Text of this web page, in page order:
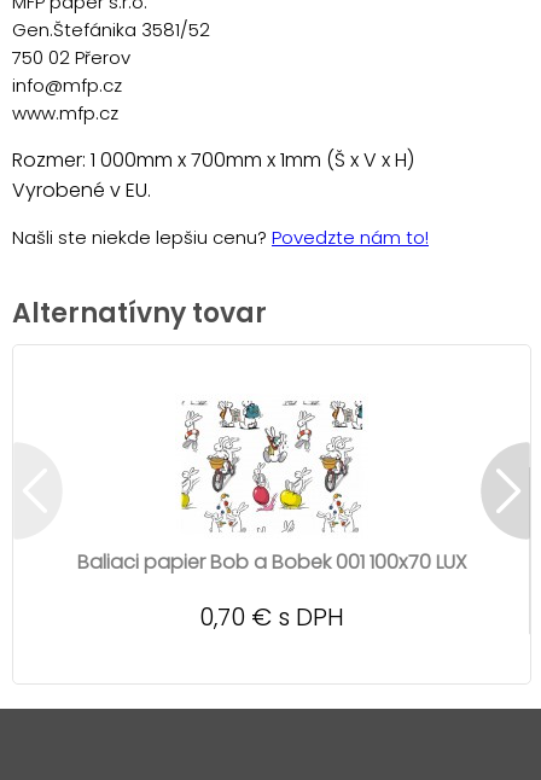
Gen.Štefánika 3581/52
750 02 Přerov
info@mfp.cz
www.mfp.cz
Rozmer: 1 000mm x 700mm x 1mm (Š x V x H)
Vyrobené v EU.
Našli ste niekde lepšiu cenu? Povedzte nám to!
Alternatívny tovar
Baliaci papier Bob a Bobek 001 100x70 LUX
0,70 € s DPH